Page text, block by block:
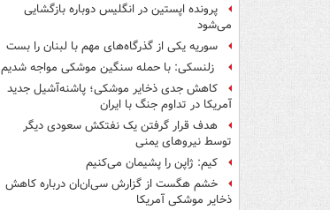
پرونده اپستین در انگلیس دوباره بازگشایی
می‌شود
سوریه یکی از گذرگاه‌های مهم با لبنان را بست
زلنسکی: با حمله سنگین موشکی مواجه شدیم
کاهش جدی ذخایر موشکی؛ پاشنه‌آشیل جدید
آمریکا در تداوم جنگ با ایران
هدف قرار گرفتن یک نفتکش سعودی دیگر
توسط نیروهای یمنی
کیم: ژاپن را پشیمان می‌کنیم
خشم هگست از گزارش سی‌ان‌ان درباره کاهش
ذخایر موشکی آمریکا